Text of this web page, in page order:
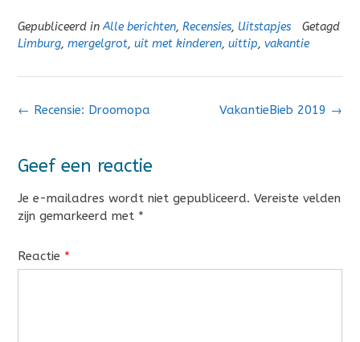
Gepubliceerd inAlle berichten, Recensies, Uitstapjes
Getagd
Limburg, mergelgrot, uit met kinderen, uittip, vakantie
Bericht
VakantieBieb 2019 →
← Recensie: Droomopa
Geef een reactie
Je e-mailadres wordt niet gepubliceerd. Vereiste velden
zijn gemarkeerd met *
Reactie *